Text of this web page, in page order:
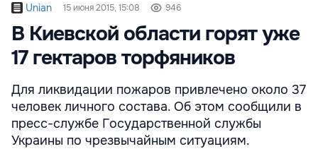
Unian 15 июня 2015, 15:08 946
В Киевской области горят уже
17 гектаров торфяников
Для ликвидации пожаров привлечено около 37
человек личного состава. Об этом сообщили в
пресс-службе Государственной службы
Украины по чрезвычайным ситуациям.